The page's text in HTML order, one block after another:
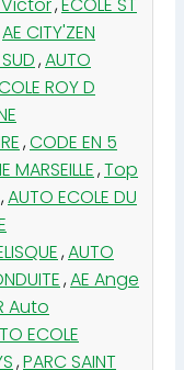
AE CITY'ZEN
,AUTO
ROY D
,CODE EN 5
MARSEILLE,Top
,AUTO ECOLE DU
,AUTO
,AE Ange
Auto
ECOLE
,PARC SAINT